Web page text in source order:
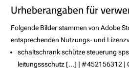
Urheberangaben für
Folgende Bilder stammen von Adobe
entsprechenden Nutzungs- und
schaltschrank schütze steuerung
leitungssschutz […] | #452156312 |